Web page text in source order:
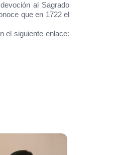
al Sagrado
que en 1722 el
el siguiente enlace: